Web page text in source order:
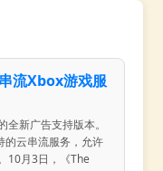
流Xbox游戏服
新广告支持版本。
的云串流服务，允许
10月3日，《The